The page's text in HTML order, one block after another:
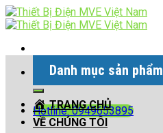
Skip
to
Search
for:
Hotline: 0949653895
Danh mục sản phẩm
TRANG CHỦ
VỀ CHÚNG TÔI